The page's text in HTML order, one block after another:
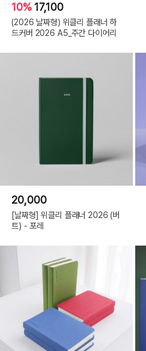
10% 17,100
(2026 날짜형) 위클리 플래너 하
드커버 2026 A5_주간 다이어리
20,000
[날짜형] 위클리 플래너 2026 (버
트) - 포레